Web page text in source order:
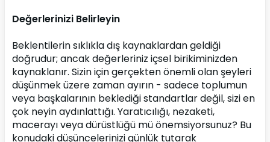
Değerlerinizi Belirleyin
Beklentilerin sıklıkla dış kaynaklardan geldiği
doğrudur; ancak değerleriniz içsel birikiminizden
kaynaklanır. Sizin için gerçekten önemli olan şeyleri
düşünmek üzere zaman ayırın - sadece toplumun
veya başkalarının beklediği standartlar değil, sizi en
çok neyin aydınlattığı. Yaratıcılığı, nezaketi,
macerayı veya dürüstlüğü mü önemsiyorsunuz? Bu
konudaki düşüncelerinizi günlük tutarak